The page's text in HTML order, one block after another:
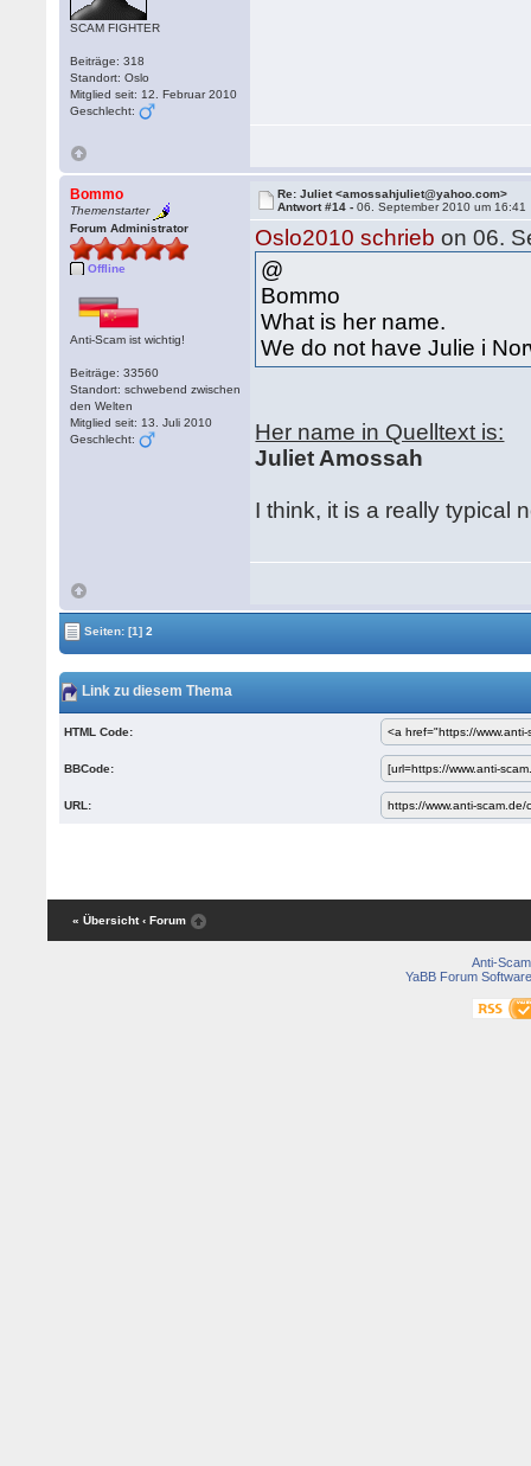
SCAM FIGHTER
Beiträge: 318
Standort: Oslo
Mitglied seit: 12. Februar 2010
Geschlecht:
Bommo
Themenstarter
Forum Administrator
Offline
Anti-Scam ist wichtig!
Beiträge: 33560
Standort: schwebend zwischen
den Welten
Mitglied seit: 13. Juli 2010
Geschlecht:
Re: Juliet <amossahjuliet@yahoo.com>
Antwort #14 -06. September 2010 um 16:41
Oslo2010 schrieb on 06.
@
Bommo
What is her name.
We do not have Julie i
Her name in Quelltext is:
Juliet Amossah
I think, it is a really typical
Seiten:[1] 2
Link zu diesem Thema
HTML Code:
BBCode:
URL:
« Übersicht ‹ Forum
Anti-Scam
YaBB Forum Software